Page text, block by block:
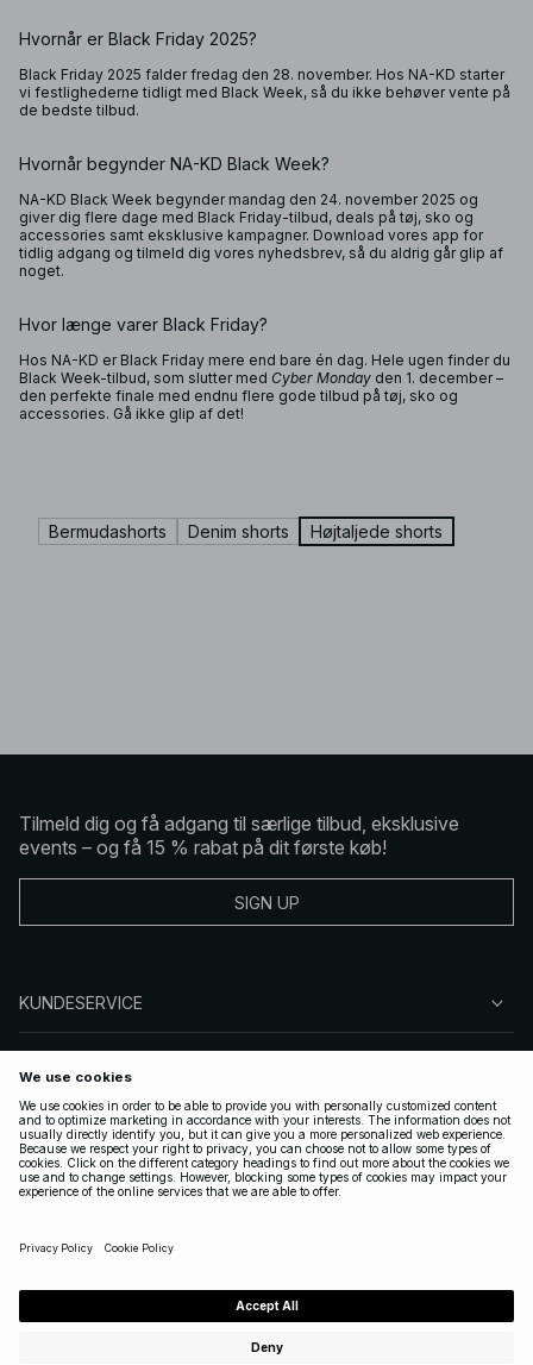
Hvornår er Black Friday 2025?
Black Friday 2025 falder fredag den 28. november. Hos NA-KD starter
vi festlighederne tidligt med Black Week, så du ikke behøver vente på
de bedste tilbud.
Hvornår begynder NA-KD Black Week?
NA-KD Black Week begynder mandag den 24. november 2025 og
giver dig flere dage med Black Friday-tilbud, deals på tøj, sko og
accessories samt eksklusive kampagner. Download vores app for
tidlig adgang og tilmeld dig vores nyhedsbrev, så du aldrig går glip af
noget.
Hvor længe varer Black Friday?
Hos NA-KD er Black Friday mere end bare én dag. Hele ugen finder du
Black Week-tilbud, som slutter med Cyber Monday den 1. december –
den perfekte finale med endnu flere gode tilbud på tøj, sko og
accessories. Gå ikke glip af det!
Bermudashorts Denim shorts Højtaljede shorts
Tilmeld dig og få adgang til særlige tilbud, eksklusive
events – og få 15 % rabat på dit første køb!
SIGN UP
KUNDESERVICE
FØLG OS
GYLDIGE